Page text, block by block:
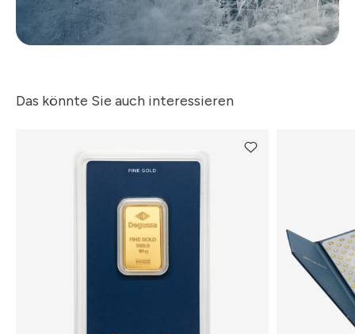
Das könnte Sie auch interessieren